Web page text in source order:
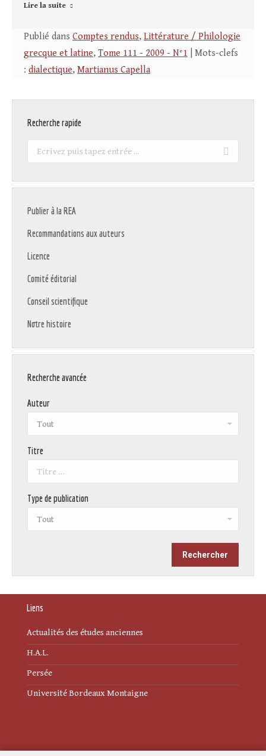
Lire la suite
Publié dans Comptes rendus, Littérature / Philologie
grecque et latine, Tome 111 - 2009 - N°1 | Mots-clefs
: dialectique, Martianus Capella
Recherche rapide
Recherche
Publier à la REA
Recommandations aux auteurs
Licence
Comité éditorial
Conseil scientifique
Notre histoire
Recherche avancée
Auteur
Titre
Type de publication
Liens
Actualités des études anciennes
H.A.L.
Persée
Université Bordeaux Montaigne